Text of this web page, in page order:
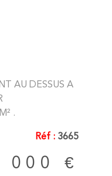
AU DESSUS A
.
Réf : 3665
000 €